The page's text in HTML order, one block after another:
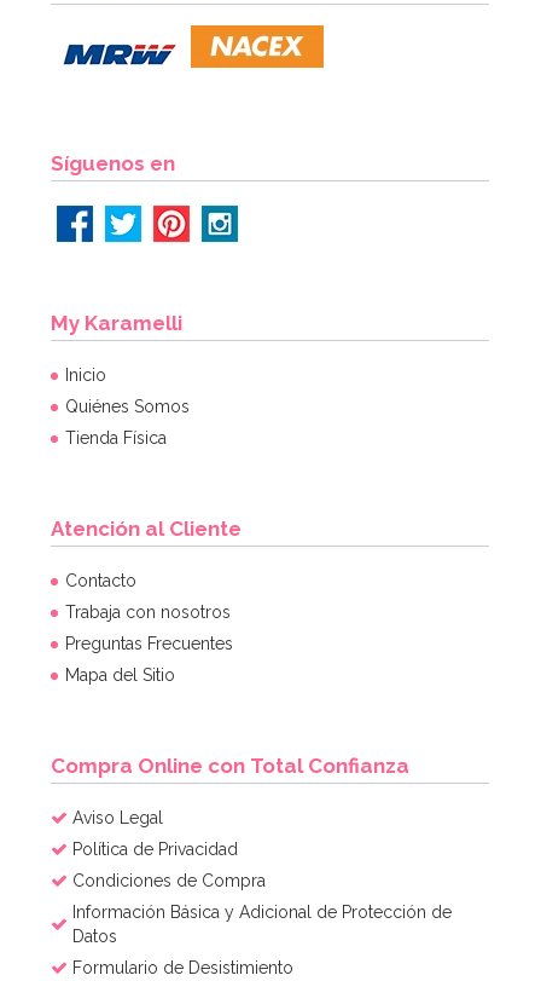
Síguenos en
My Karamelli
Inicio
Quiénes Somos
Tienda Física
Atención al Cliente
Contacto
Trabaja con nosotros
Preguntas Frecuentes
Mapa del Sitio
Compra Online con Total Confianza
Aviso Legal
Política de Privacidad
Condiciones de Compra
Información Básica y Adicional de Protección de
Datos
Formulario de Desistimiento